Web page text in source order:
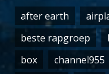
after earth
beste rapgroep
box
channel955